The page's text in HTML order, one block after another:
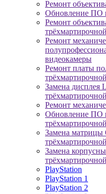
Ремонт
Обновление ПО
Ремонт
Ремонт
видеокамеры
Ремонт платы
Замена дисплея
Ремонт
Обновление ПО
Замена матрицы
Замена
PlayStation
PlayStation 1
PlayStation 2